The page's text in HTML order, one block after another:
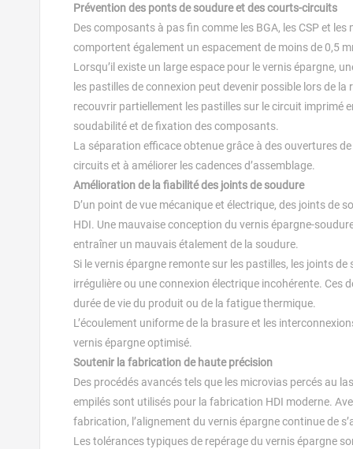
Prévention des ponts de soudure et des courts-circuits
Des composants à pas fin comme les BGA, les CSP et
comportent également un espacement de moins de 0,5
Lorsqu’il existe un large espace pour le vernis épargne,
les pastilles de connexion peut devenir possible lors de
recouvrir partiellement les pastilles sur le circuit imprimé
soudabilité et de fixation des composants.
La séparation efficace obtenue grâce à des ouvertures
circuits et à améliorer les cadences d’assemblage.
Amélioration de la fiabilité des joints de soudure
D’un point de vue mécanique et électrique, des joints
HDI. Une mauvaise conception du vernis épargne-
entraîner un mauvais étalement de la soudure.
Si le vernis épargne remonte sur les pastilles, les joints
irrégulière ou une connexion électrique incohérente.
durée de vie du produit ou de la fatigue thermique.
L’écoulement uniforme de la brasure et les
vernis épargne optimisé.
Soutenir la fabrication de haute précision
Des procédés avancés tels que les microvias percés au
empilés sont utilisés pour la fabrication HDI moderne.
fabrication, l’alignement du vernis épargne continue de
Les tolérances typiques de repérage du vernis épargne